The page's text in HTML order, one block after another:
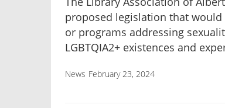
proposed legislation that
or programs addressing
LGBTQIA2+ existences and
News February 23, 2024